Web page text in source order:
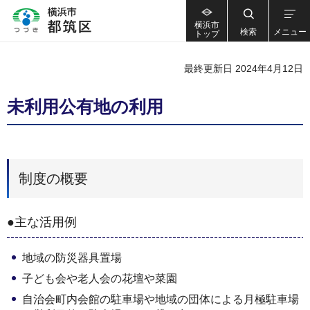
横浜市
トップ
検索 メニュー
最終更新日 2024年4月12日
未利用公有地の利用
制度の概要
●主な活用例
地域の防災器具置場
子ども会や老人会の花壇や菜園
自治会町内会館の駐車場や地域の団体による月極駐車場